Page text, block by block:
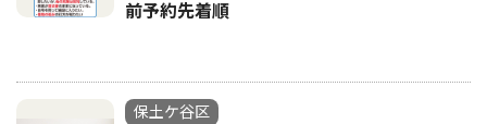
前予約先着順
保土ケ谷区